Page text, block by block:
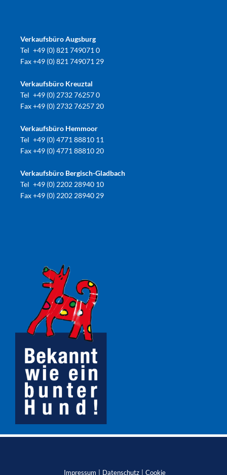
Verkaufsbüro Augsburg
Tel +49 (0) 821 749071 0
Fax+49 (0) 821 749071 29
Verkaufsbüro Kreuztal
Tel +49 (0) 2732 76257 0
Fax+49 (0) 2732 76257 20
Verkaufsbüro Hemmoor
Tel +49 (0) 4771 88810 11
Fax+49 (0) 4771 88810 20
Verkaufsbüro Bergisch-Gladbach
Tel +49 (0) 2202 28940 10
Fax+49 (0) 2202 28940 29
Impressum Datenschutz Cookie